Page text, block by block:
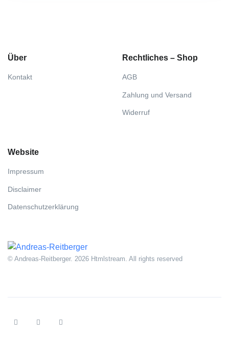
Über
Kontakt
Rechtliches – Shop
AGB
Zahlung und Versand
Widerruf
Website
Impressum
Disclaimer
Datenschutzerklärung
© Andreas-Reitberger. 2026 Htmlstream. All rights reserved